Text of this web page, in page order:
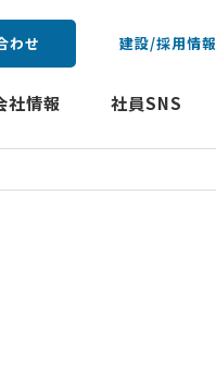
わせ 建設/採用情報
社情報 社員SNS